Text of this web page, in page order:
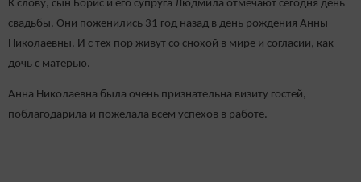
К слову, сын Борис и его супруга Людмила отмечают сегодня день
свадьбы. Они поженились 31 год назад в день рождения Анны
Николаевны. И с тех пор живут со снохой в мире и согласии, как
дочь с матерью.
Анна Николаевна была очень признательна визиту гостей,
поблагодарила и пожелала всем успехов в работе.